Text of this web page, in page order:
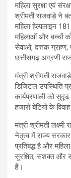
महिला सुरक्षा एवं
श्रीमती राजवाड़े ने
महिला हेल्पलाइन
महिलाओं और बच्चों
सेवाओं, दत्तक ग्रहण,
छत्तीसगढ़ अग्रणी
मंत्री श्रीमती
डिजिटल उपस्थिति
कार्यप्रणाली को
हजारों बेटियों के
मंत्री श्रीमती
नेतृत्व में राज्य
प्रतिबद्ध है और
सुरक्षित, सशक्त और
हैं।